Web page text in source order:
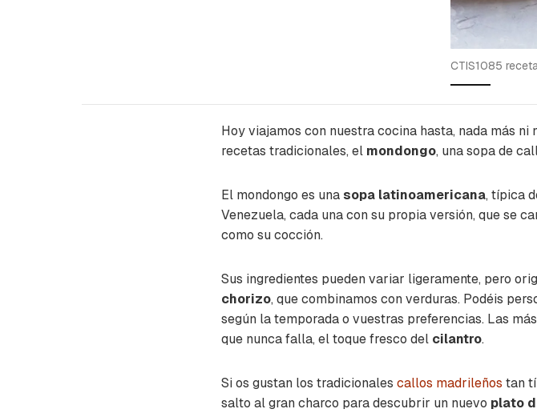
CTIS1085
Hoy viajamos con nuestra cocina hasta, nada más ni
recetas tradicionales, el mondongo, una sopa de
El mondongo es una sopa latinoamericana, típica
Venezuela, cada una con su propia versión, que se
como su cocción.
Sus ingredientes pueden variar ligeramente, pero
chorizo, que combinamos con verduras. Podéis
según la temporada o vuestras preferencias. Las
que nunca falla, el toque fresco del cilantro.
Si os gustan los tradicionales callos madrileños tan
salto al gran charco para descubrir un nuevo plato